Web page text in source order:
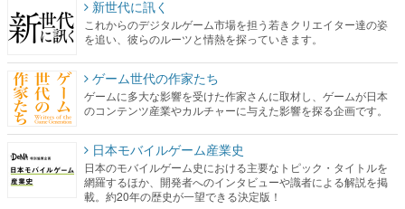
新世代に訊く
これからのデジタルゲーム市場を担う若きクリエイター達の姿
を追い、彼らのルーツと情熱を探っていきます。
ゲーム世代の作家たち
ゲームに多大な影響を受けた作家さんに取材し、ゲームが日本
のコンテンツ産業やカルチャーに与えた影響を探る企画です。
日本モバイルゲーム産業史
日本のモバイルゲーム史における主要なトピック・タイトルを
網羅するほか、開発者へのインタビューや識者による解説を掲
載。約20年の歴史が一望できる決定版！